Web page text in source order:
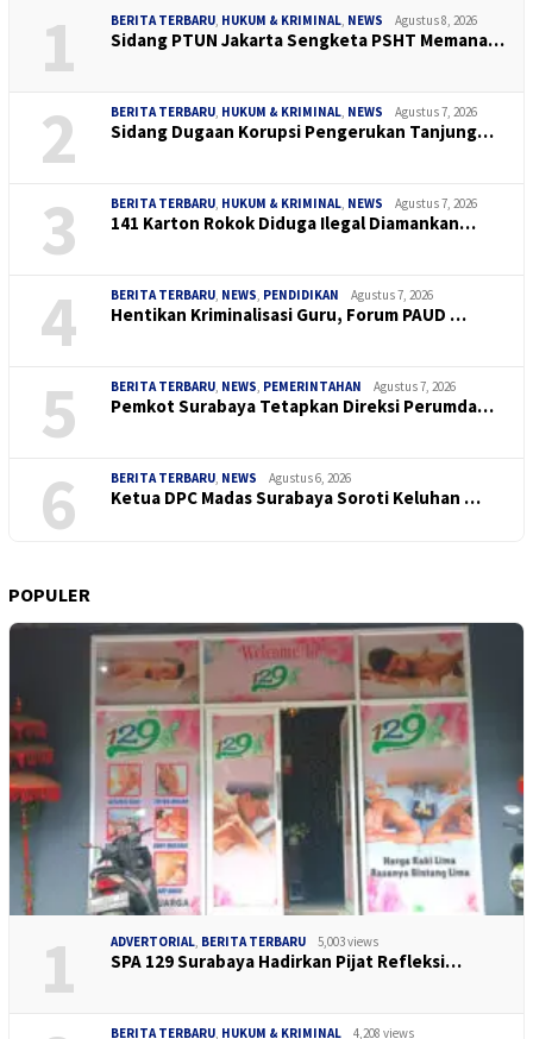
1 BERITA TERBARU, HUKUM & KRIMINAL, NEWS Agustus 8, 2026
Sidang PTUN Jakarta Sengketa PSHT Memana…
2 BERITA TERBARU, HUKUM & KRIMINAL, NEWS Agustus 7, 2026
Sidang Dugaan Korupsi Pengerukan Tanjung…
3 BERITA TERBARU, HUKUM & KRIMINAL, NEWS Agustus 7, 2026
141 Karton Rokok Diduga Ilegal Diamankan…
4 BERITA TERBARU, NEWS, PENDIDIKAN Agustus 7, 2026
Hentikan Kriminalisasi Guru, Forum PAUD …
5 BERITA TERBARU, NEWS, PEMERINTAHAN Agustus 7, 2026
Pemkot Surabaya Tetapkan Direksi Perumda…
6 BERITA TERBARU, NEWS Agustus 6, 2026
Ketua DPC Madas Surabaya Soroti Keluhan …
POPULER
1 ADVERTORIAL, BERITA TERBARU 5,003 views
SPA 129 Surabaya Hadirkan Pijat Refleksi…
BERITA TERBARU, HUKUM & KRIMINAL 4,208 views